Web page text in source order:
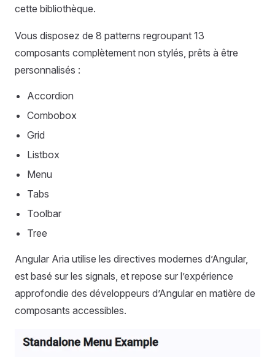
cette bibliothèque.
Vous disposez de 8 patterns regroupant 13
composants complètement non stylés, prêts à être
personnalisés :
Accordion
Combobox
Grid
Listbox
Menu
Tabs
Toolbar
Tree
Angular Aria utilise les directives modernes d’Angular,
est basé sur les signals, et repose sur l’expérience
approfondie des développeurs d’Angular en matière de
composants accessibles.